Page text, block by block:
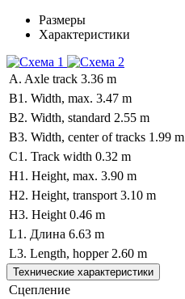
Размеры
Характеристики
A. Axle track 3.36 m
B1. Width, max. 3.47 m
B2. Width, standard 2.55 m
B3. Width, center of tracks 1.99 m
C1. Track width 0.32 m
H1. Height, max. 3.90 m
H2. Height, transport 3.10 m
H3. Height 0.46 m
L1. Длина 6.63 m
L3. Length, hopper 2.60 m
Технические характеристики
Сцепление